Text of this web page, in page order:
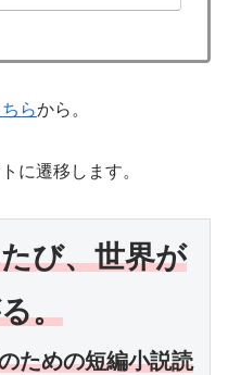
らから。
に遷移します。
び、世界が
。
ための短編小説読